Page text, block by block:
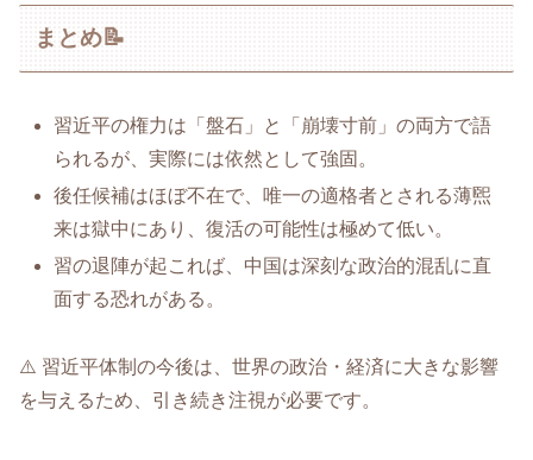
まとめ📝
習近平の権力は「盤石」と「崩壊寸前」の両方で語
られるが、実際には依然として強固。
後任候補はほぼ不在で、唯一の適格者とされる薄煕
来は獄中にあり、復活の可能性は極めて低い。
習の退陣が起これば、中国は深刻な政治的混乱に直
面する恐れがある。
⚠️ 習近平体制の今後は、世界の政治・経済に大きな影響
を与えるため、引き続き注視が必要です。